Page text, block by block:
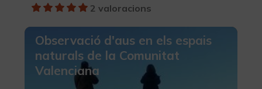
2 valoracions
Observació d'aus en els espais
naturals de la Comunitat
Valenciana